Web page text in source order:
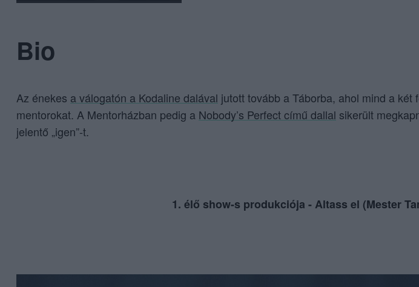
Bio
Az énekes a válogatón a Kodaline dalával jutott tovább a Táborba, ahol mind a két
mentorokat. A Mentorházban pedig a Nobody’s Perfect című dallal sikerült
jelentő „igen”-t.
1. élő show-s produkciója - Altass el (Mester